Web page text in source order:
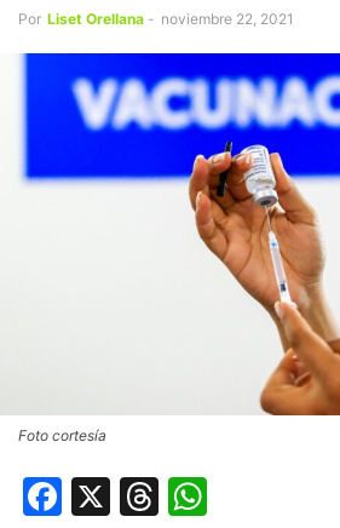
Por Liset Orellana - noviembre 22, 2021
Foto cortesía
Facebook
X Threads